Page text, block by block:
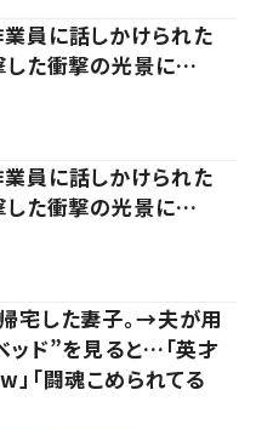
員に話しかけられた
した衝撃の光景に…
員に話しかけられた
した衝撃の光景に…
宅した妻子。→夫が用
ッド”を見ると…「英才
「闘魂こめられてる